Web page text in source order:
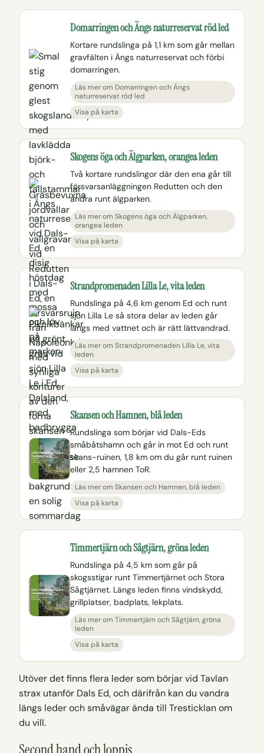
Domarringen och Ängs naturreservat röd led
Kortare rundslinga på 1,1 km som går mellan
gravfälten i Ängs naturreservat och förbi
domarringen.
Läs mer om Domarringen och Ängs
naturreservat röd led
Visa på karta
Skogens öga och Älgparken, orangea leden
Två kortare rundslingor där den ena går till
försvarsanläggningen Redutten och den
andra runt älgparken.
Läs mer om Skogens öga och Älgparken,
orangea leden
Visa på karta
Strandpromenaden Lilla Le, vita leden
Rundslinga på 4,6 km genom Ed och runt
sjön Lilla Le så stora delar av leden går
längs med vattnet och är rätt lättvandrad.
Läs mer om Strandpromenaden Lilla Le, vita
leden
Visa på karta
Skansen och Hamnen, blå leden
Rundslinga som börjar vid Dals-Eds
småbåtshamn och går in mot Ed och runt
skans-ruinen, 1,8 km om du går runt ruinen
eller 2,5 hamnen ToR.
Läs mer om Skansen och Hamnen, blå leden
Visa på karta
Timmertjärn och Sågtjärn, gröna leden
Rundslinga på 4,5 km som går på
skogsstigar runt Timmertjärnet och Stora
Sågtjärnet. Längs leden finns vindskydd,
grillplatser, badplats, lekplats.
Läs mer om Timmertjärn och Sågtjärn, gröna
leden
Visa på karta
Utöver det finns flera leder som börjar vid Tavlan
strax utanför Dals Ed, och därifrån kan du vandra
längs leder och småvägar ända till Tresticklan om
du vill.